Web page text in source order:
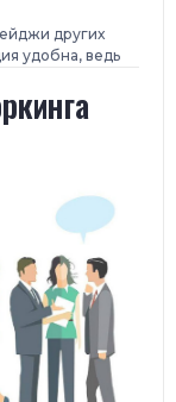
других
удобна, ведь